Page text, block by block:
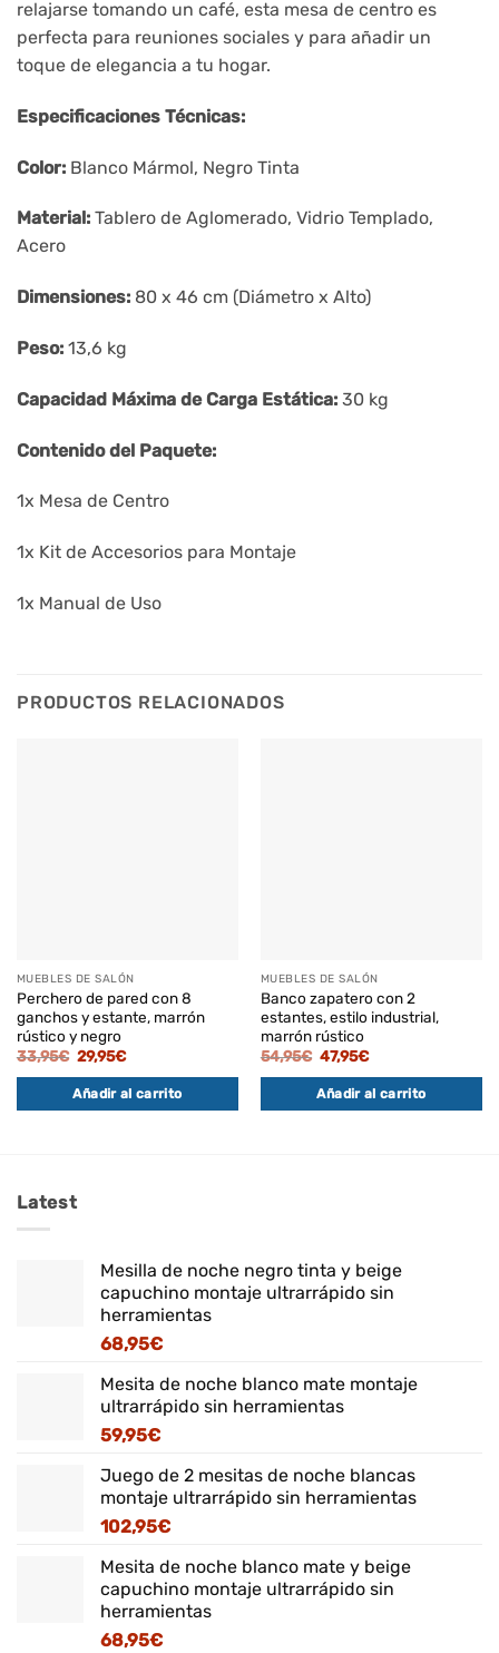
relajarse tomando un café, esta mesa de centro es
perfecta para reuniones sociales y para añadir un
toque de elegancia a tu hogar.
Especificaciones Técnicas:
Color: Blanco Mármol, Negro Tinta
Material: Tablero de Aglomerado, Vidrio Templado,
Acero
Dimensiones: 80 x 46 cm (Diámetro x Alto)
Peso: 13,6 kg
Capacidad Máxima de Carga Estática: 30 kg
Contenido del Paquete:
1x Mesa de Centro
1x Kit de Accesorios para Montaje
1x Manual de Uso
PRODUCTOS RELACIONADOS
MUEBLES DE SALÓN
Perchero de pared con 8
ganchos y estante, marrón
rústico y negro
33,95€ El
original
era:
33,95€.
29,95€El
actual
es:
29,95€.
Añadir al carrito
MUEBLES DE SALÓN
Banco zapatero con 2
estantes, estilo industrial,
marrón rústico
54,95€ El
original
era:
54,95€.
47,95€El
actual
es:
47,95€.
Añadir al carrito
Latest
Mesilla de noche negro tinta y beige
capuchino montaje ultrarrápido sin
herramientas
68,95€
Mesita de noche blanco mate montaje
ultrarrápido sin herramientas
59,95€
Juego de 2 mesitas de noche blancas
montaje ultrarrápido sin herramientas
102,95€
Mesita de noche blanco mate y beige
capuchino montaje ultrarrápido sin
herramientas
68,95€